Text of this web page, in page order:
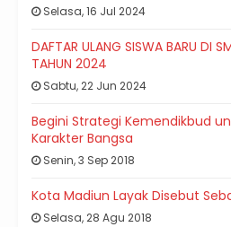
Selasa, 16 Jul 2024
DAFTAR ULANG SISWA BARU DI
TAHUN 2024
Sabtu, 22 Jun 2024
Begini Strategi Kemendikbud
Karakter Bangsa
Senin, 3 Sep 2018
Kota Madiun Layak Disebut
Selasa, 28 Agu 2018